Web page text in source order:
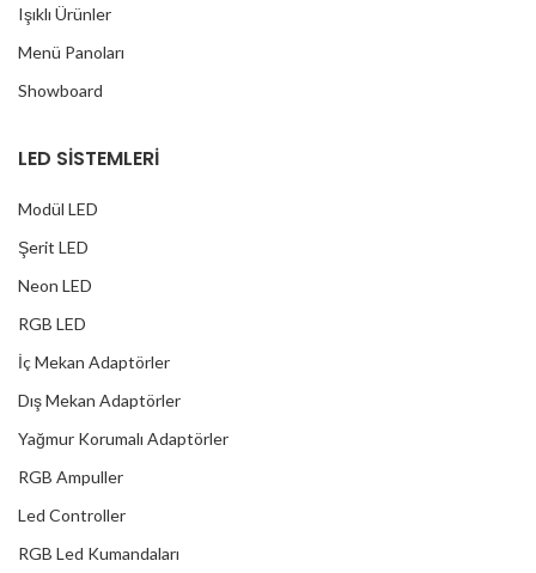
Işıklı Ürünler
Menü Panoları
Showboard
LED SİSTEMLERİ
Modül LED
Şerit LED
Neon LED
RGB LED
İç Mekan Adaptörler
Dış Mekan Adaptörler
Yağmur Korumalı Adaptörler
RGB Ampuller
Led Controller
RGB Led Kumandaları